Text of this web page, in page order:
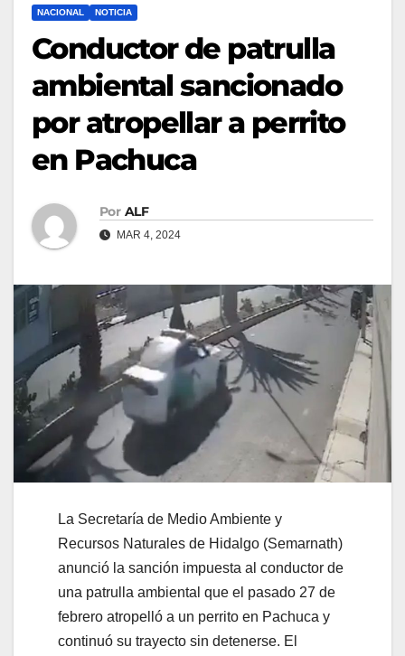
NACIONAL NOTICIA
Conductor de patrulla
ambiental sancionado
por atropellar a perrito
en Pachuca
Por ALF
MAR 4, 2024
La Secretaría de Medio Ambiente y
Recursos Naturales de Hidalgo (Semarnath)
anunció la sanción impuesta al conductor de
una patrulla ambiental que el pasado 27 de
febrero atropelló a un perrito en Pachuca y
continuó su trayecto sin detenerse. El